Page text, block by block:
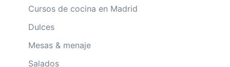
Cursos de cocina en Madrid
Dulces
Mesas & menaje
Salados